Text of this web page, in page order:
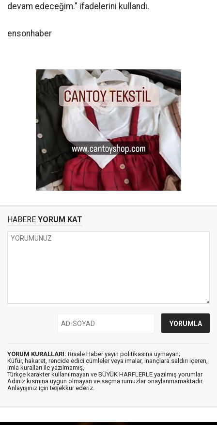
devam edeceğim." ifadelerini kullandı.
ensonhaber
HABERE YORUM KAT
YORUM KURALLARI: Risale Haber yayın politikasına uymayan;
Küfür, hakaret, rencide edici cümleler veya imalar, inançlara saldırı içeren,
imla kuralları ile yazılmamış,
Türkçe karakter kullanılmayan ve BÜYÜK HARFLERLE yazılmış yorumlar
Adınız kısmına uygun olmayan ve saçma rumuzlar onaylanmamaktadır.
Anlayışınız için teşekkür ederiz.